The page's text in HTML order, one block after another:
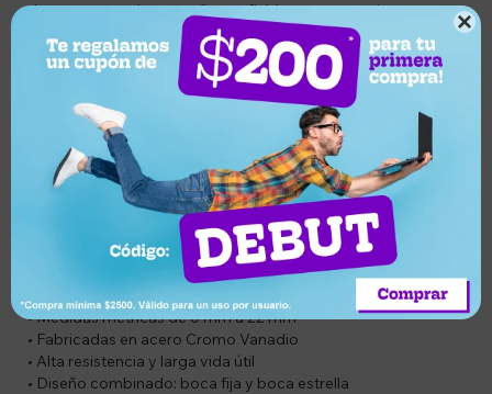

desgaste y un desempeño confiable en tareas exigentes.
Cada llave cuenta con diseño combinado, incorporando una
boca fija y una boca estrella, lo que brinda mayor versatilidad
para apretar y aflojar tuercas y tornillos con precisión. Su
acabado mate proporciona una apariencia profesional y
reduce los reflejos durante el trabajo.
El set incluye las medidas más utilizadas, permitiendo
afrontar una amplia variedad de aplicaciones mecánicas,
automotrices e industriales.
• Marca: Tramontina Master
• Juego de 12 llaves combinadas
• Medidas métricas de 6 mm a 22 mm
• Fabricadas en acero Cromo Vanadio
• Alta resistencia y larga vida útil
• Diseño combinado: boca fija y boca estrella